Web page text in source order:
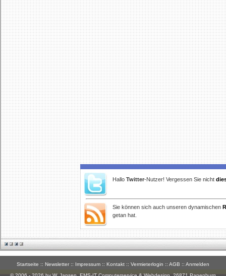
Hallo Twitter-Nutzer! Vergessen Sie nicht
Sie können sich auch unseren dynamischen
getan hat.
Startseite :: Newsletter :: Impressum :: Kontakt :: Vermieterlogin :: AGB :: Anmelden